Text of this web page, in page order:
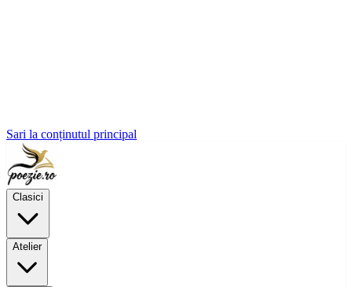
Sari la conținutul principal
Clasici
Atelier